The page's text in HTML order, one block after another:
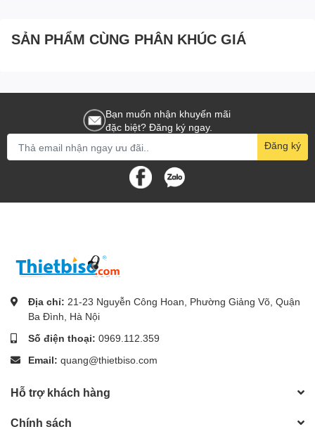
SẢN PHẨM CÙNG PHÂN KHÚC GIÁ
Bạn muốn nhận khuyến mãi
đặc biệt? Đăng ký ngay.
Đăng ký
Địa chỉ: 21-23 Nguyễn Công Hoan, Phường Giảng Võ, Quận
Ba Đình, Hà Nội
Số điện thoại: 0969.112.359
Email: quang@thietbiso.com
Hỗ trợ khách hàng
Chính sách